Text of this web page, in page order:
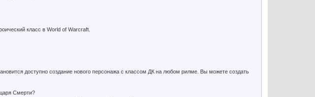
класс в World of Warcraft.
доступно создание нового персонажа с классом ДК на любом рилме. Вы можете создать
Смерти?